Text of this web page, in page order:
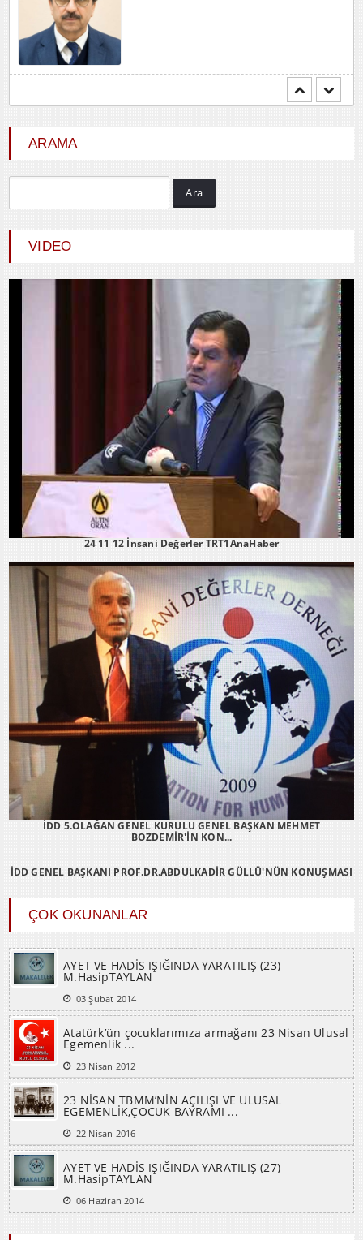
YENİ DÜNYA DÜZENİNDE
ARAMA
Ara
VIDEO
24 11 12 İnsani Değerler TRT1AnaHaber
İDD 5.OLAĞAN GENEL KURULU GENEL BAŞKAN MEHMET
BOZDEMİR'İN KON...
İDD GENEL BAŞKANI PROF.DR.ABDULKADİR GÜLLÜ'NÜN KONUŞMASI
ÇOK OKUNANLAR
AYET VE HADİS IŞIĞINDA YARATILIŞ (23)
M.HasipTAYLAN
03 Şubat 2014
Atatürk’ün çocuklarımıza armağanı 23 Nisan Ulusal
Egemenlik ...
23 Nisan 2012
23 NİSAN TBMM’NİN AÇILIŞI VE ULUSAL
EGEMENLİK,ÇOCUK BAYRAMI ...
22 Nisan 2016
AYET VE HADİS IŞIĞINDA YARATILIŞ (27)
M.HasipTAYLAN
06 Haziran 2014